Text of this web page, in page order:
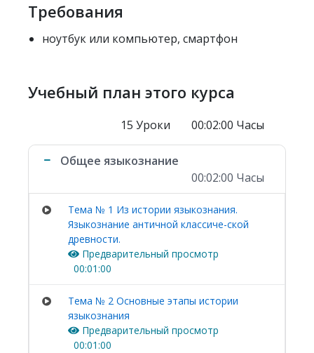
Требования
ноутбук или компьютер, смартфон
Учебный план этого курса
15 Уроки 00:02:00 Часы
Общее языкознание
00:02:00 Часы
Тема № 1 Из истории языкознания.
Языкознание античной классиче-ской
древности.
Предварительный просмотр
00:01:00
Тема № 2 Основные этапы истории
языкознания
Предварительный просмотр
00:01:00